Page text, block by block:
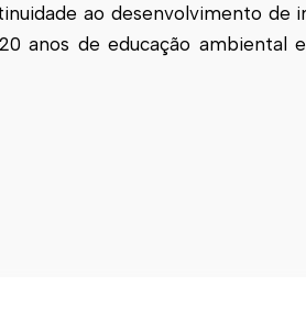
ao desenvolvimento de
anos de educação ambiental